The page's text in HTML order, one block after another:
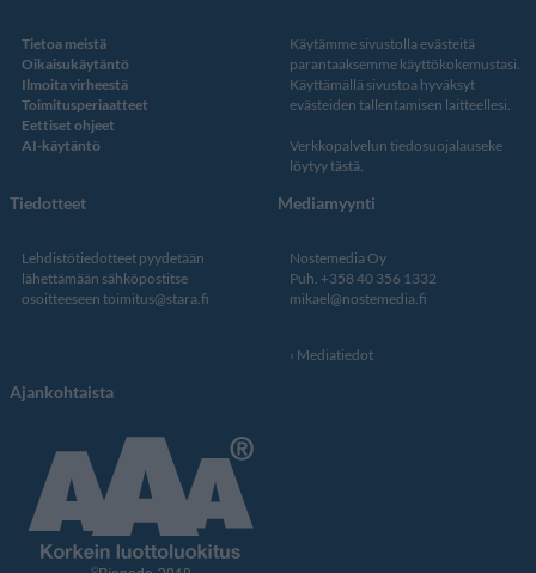
Tietoa meistä
Oikaisukäytäntö
Ilmoita virheestä
Toimitusperiaatteet
Eettiset ohjeet
AI-käytäntö
Käytämme sivustolla evästeitä
parantaaksemme käyttökokemustasi.
Käyttämällä sivustoa hyväksyt
evästeiden tallentamisen laitteellesi.
Verkkopalvelun tiedosuojalauseke
löytyy tästä
Tiedotteet
Lehdistötiedotteet pyydetään
lähettämään sähköpostitse
osoitteeseen toimitus@stara.fi
Mediamyynti
Nostemedia Oy
Puh. +358 40 356 1332
mikael@nostemedia.fi
Mediatiedot
Ajankohtaista